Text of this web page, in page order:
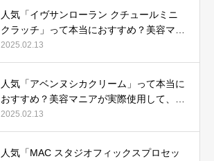
人気「イヴサンローラン クチュールミニ
クラッチ」って本当におすすめ？美容マニ
アが実際使用して口コミを検証！
2025.02.13
人気「アベンヌシカクリーム」って本当に
おすすめ？美容マニアが実際使用して、口
コミを検証！
2025.02.13
人気「MAC スタジオフィックスプロセッ